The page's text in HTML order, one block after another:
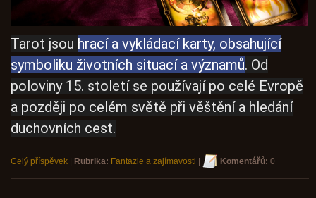
Tarot jsou hrací a vykládací karty, obsahující
symboliku životních situací a významů. Od
poloviny 15. století se používají po celé Evropě
a později po celém světě při věštění a hledání
duchovních cest.
Celý příspěvek Rubrika: Fantazie a zajímavosti Komentářů: 0